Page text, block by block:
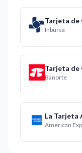
Tarjeta de
Inbursa
Tarjeta de
Banorte
La Tarjeta
American